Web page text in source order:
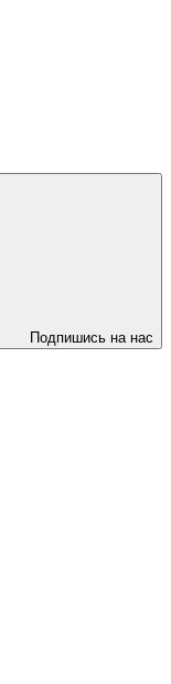
Подпишись на нас